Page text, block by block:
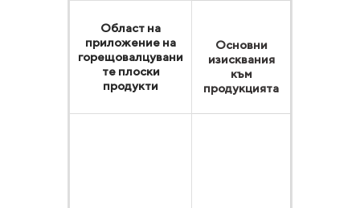
Област на
приложение на
горещовалцувани
те плоски
продукти
Основни
изисквания
към
продукцията